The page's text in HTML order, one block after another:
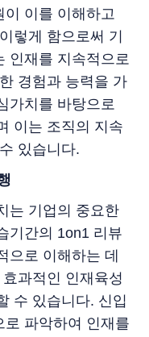
이 이를 이해하고
렇게 함으로써 기
인재를 지속적으로
경험과 능력을 가
가치를 바탕으로
이는 조직의 지속
있습니다.
는 기업의 중요한
기간의 1on1 리뷰
으로 이해하는 데
과적인 인재육성
수 있습니다. 신입
로 파악하여 인재를